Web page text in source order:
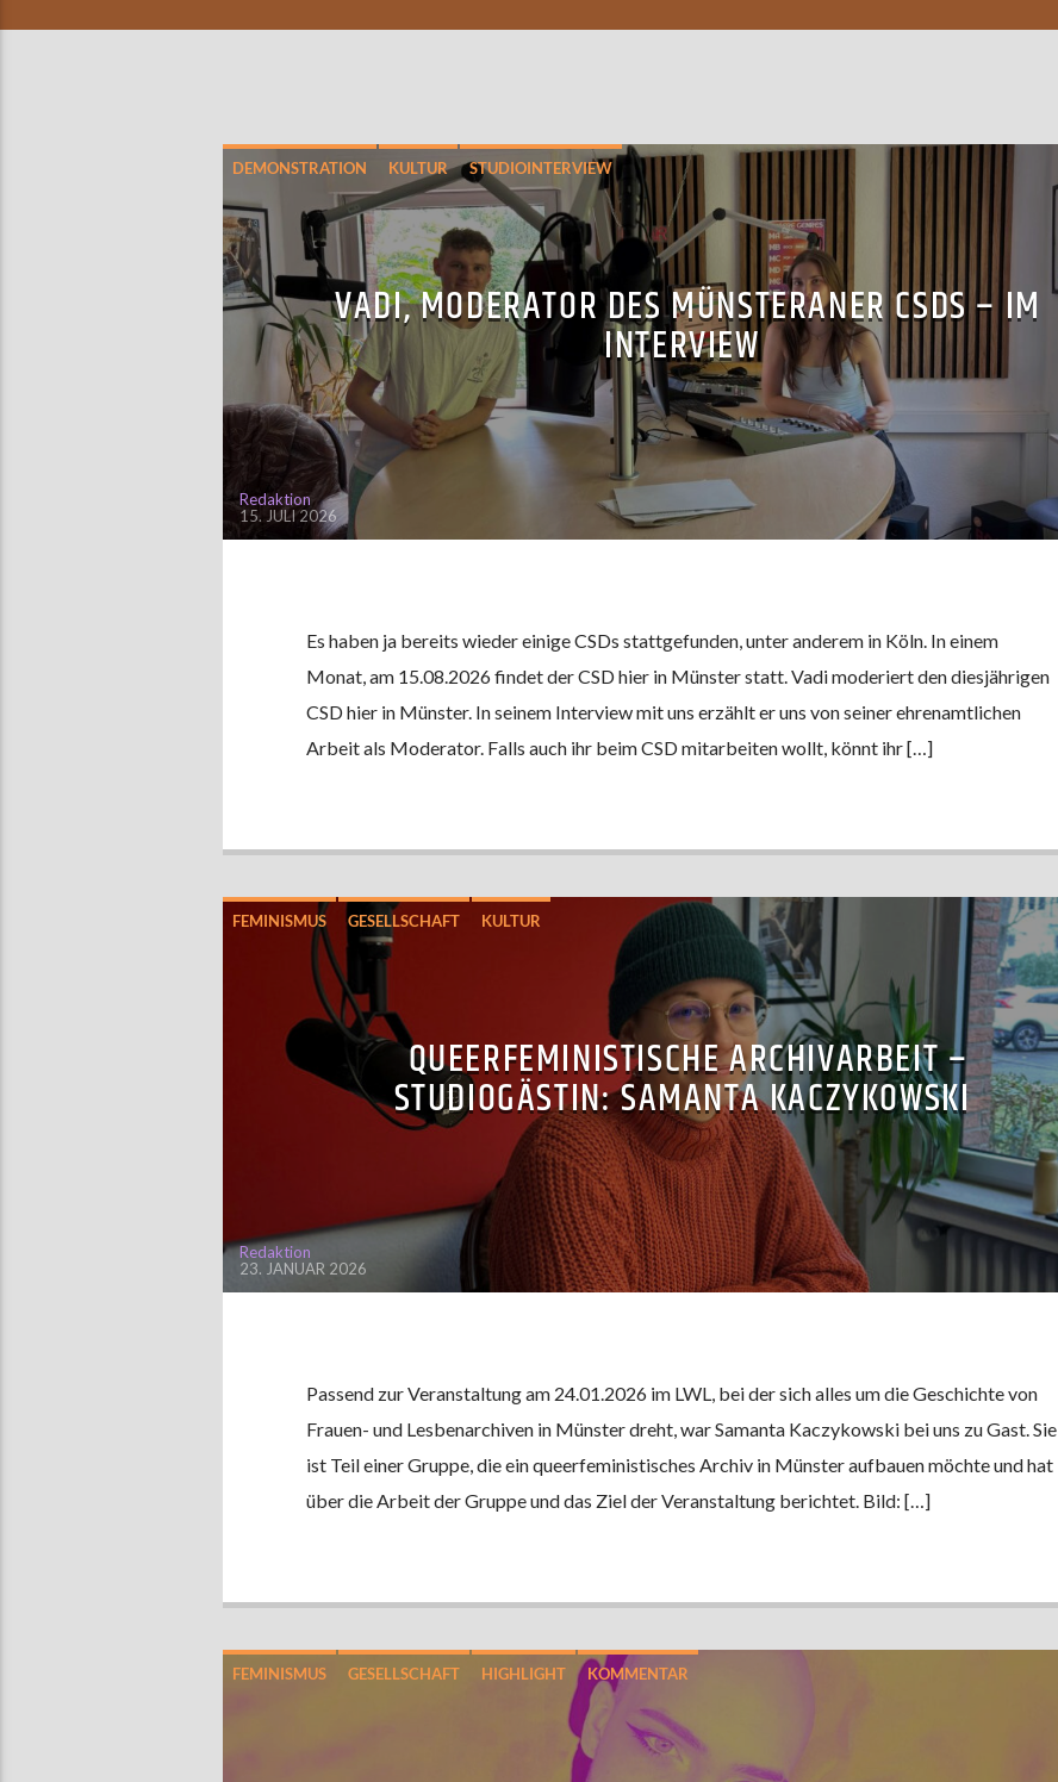
DEMONSTRATION KULTUR STUDIOINTERVIEW
VADI, MODERATOR DES MÜNSTERANER CSDS – IM
INTERVIEW
Redaktion
15. JULI 2026
Es haben ja bereits wieder einige CSDs stattgefunden, unter anderem in Köln. In einem
Monat, am 15.08.2026 findet der CSD hier in Münster statt. Vadi moderiert den diesjährigen
CSD hier in Münster. In seinem Interview mit uns erzählt er uns von seiner ehrenamtlichen
Arbeit als Moderator. Falls auch ihr beim CSD mitarbeiten wollt, könnt ihr […]
FEMINISMUS GESELLSCHAFT KULTUR
QUEERFEMINISTISCHE ARCHIVARBEIT –
STUDIOGÄSTIN: SAMANTA KACZYKOWSKI
Redaktion
23. JANUAR 2026
Passend zur Veranstaltung am 24.01.2026 im LWL, bei der sich alles um die Geschichte von
Frauen- und Lesbenarchiven in Münster dreht, war Samanta Kaczykowski bei uns zu Gast. Sie
ist Teil einer Gruppe, die ein queerfeministisches Archiv in Münster aufbauen möchte und hat
über die Arbeit der Gruppe und das Ziel der Veranstaltung berichtet. Bild: […]
FEMINISMUS GESELLSCHAFT HIGHLIGHT KOMMENTAR